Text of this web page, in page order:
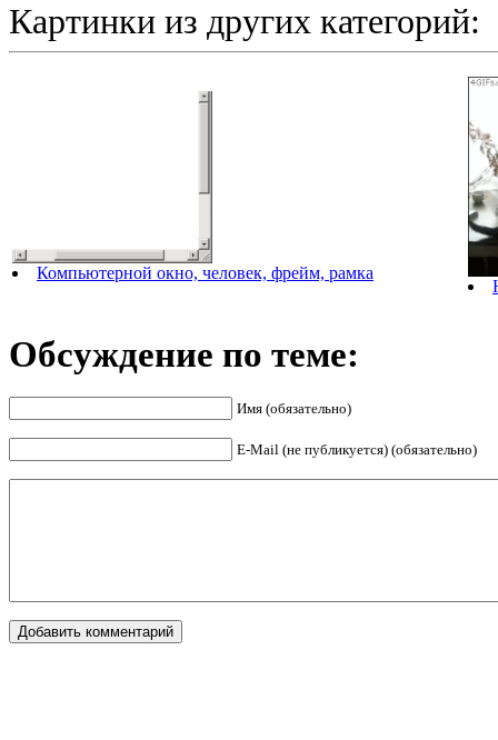
Картинки из других категорий:
Компьютерной окно, человек, фрейм, рамка
Обсуждение по теме:
Имя (обязательно)
E-Mail (не публикуется) (обязательно)